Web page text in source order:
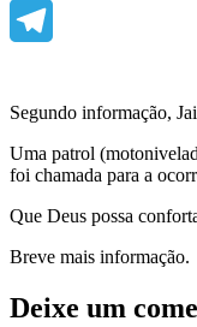
WhatsApp
Segundo informação,
Uma patrol
foi chamada para a
Que Deus possa
Breve mais informação.
Deixe um